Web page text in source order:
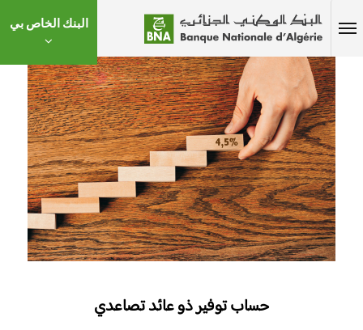
البنك الخاص بي
حساب توفير ذو عائد تصاعدي